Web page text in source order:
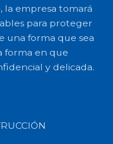
la empresa tomará
para proteger
una forma que sea
forma en que
y delicada.